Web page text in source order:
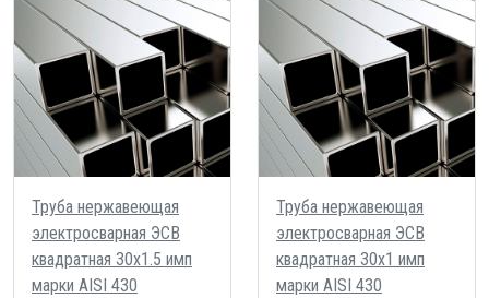
Труба нержавеющая
электросварная ЭСВ
квадратная 30х1.5 имп
марки AISI 430
Труба нержавеющая
электросварная ЭСВ
квадратная 30х1 имп
марки AISI 430